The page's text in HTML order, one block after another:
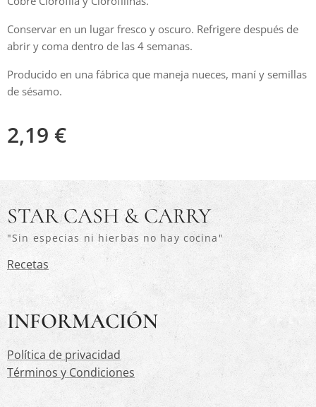
Conservar en un lugar fresco y oscuro. Refrigere después de
abrir y coma dentro de las 4 semanas.
Producido en una fábrica que maneja nueces, maní y semillas
de sésamo.
2,19 €
STAR CASH & CARRY
"Sin especias ni hierbas no hay cocina"
Recetas
INFORMACIÓN
Política de privacidad
Términos y Condiciones